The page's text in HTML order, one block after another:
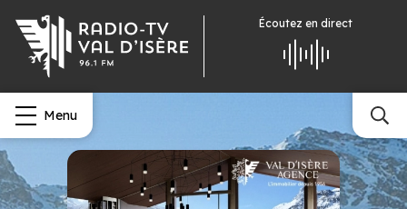
Écoutez en direct
Menu